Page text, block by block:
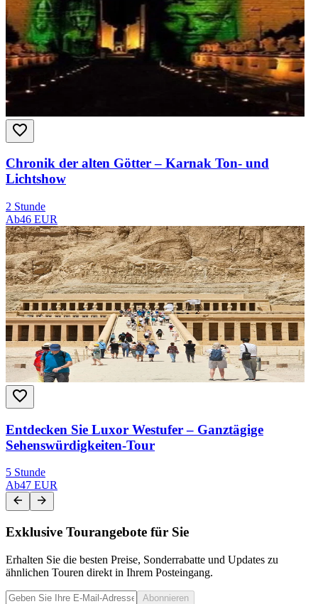
Chronik der alten Götter – Karnak Ton- und
Lichtshow
2 Stunde
Ab46 EUR
Entdecken Sie Luxor Westufer – Ganztägige
Sehenswürdigkeiten-Tour
5 Stunde
Ab47 EUR
Exklusive Tourangebote für Sie
Erhalten Sie die besten Preise, Sonderrabatte und Updates zu
ähnlichen Touren direkt in Ihrem Posteingang.
Abonnieren